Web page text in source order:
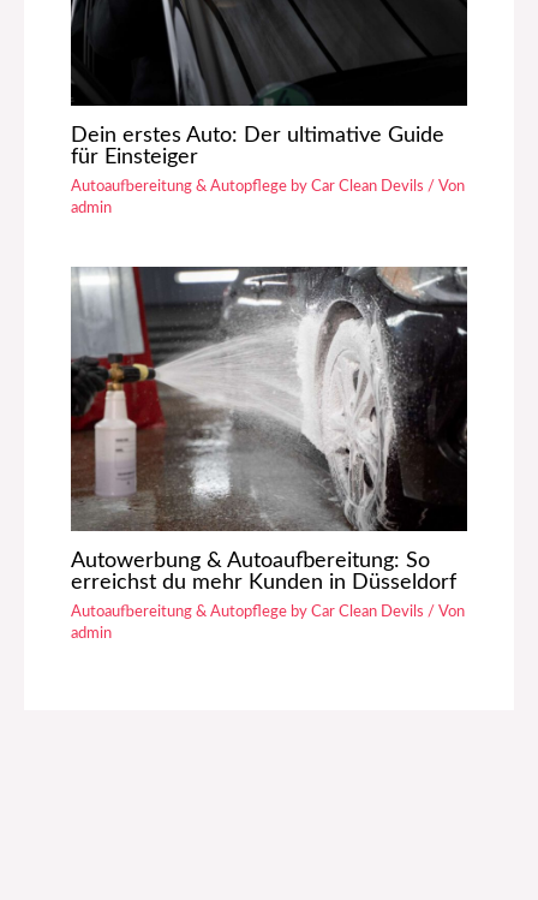
Dein erstes Auto: Der ultimative Guide
für Einsteiger
Autoaufbereitung & Autopflege by Car Clean Devils / Von
admin
Autowerbung & Autoaufbereitung: So
erreichst du mehr Kunden in Düsseldorf
Autoaufbereitung & Autopflege by Car Clean Devils / Von
admin